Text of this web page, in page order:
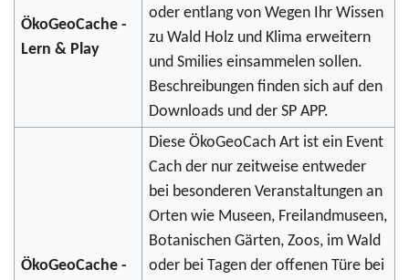
ÖkoGeoCache -
Lern & Play
oder entlang von Wegen Ihr Wissen
zu Wald Holz und Klima erweitern
und Smilies einsammelen sollen.
Beschreibungen finden sich auf den
Downloads und der SP APP.
ÖkoGeoCache -
Diese ÖkoGeoCach Art ist ein Event
Cach der nur zeitweise entweder
bei besonderen Veranstaltungen an
Orten wie Museen, Freilandmuseen,
Botanischen Gärten, Zoos, im Wald
oder bei Tagen der offenen Türe bei